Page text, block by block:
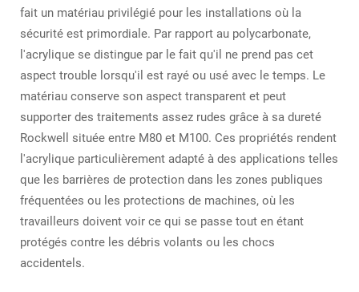
fait un matériau privilégié pour les installations où la
sécurité est primordiale. Par rapport au polycarbonate,
l'acrylique se distingue par le fait qu'il ne prend pas cet
aspect trouble lorsqu'il est rayé ou usé avec le temps. Le
matériau conserve son aspect transparent et peut
supporter des traitements assez rudes grâce à sa dureté
Rockwell située entre M80 et M100. Ces propriétés rendent
l'acrylique particulièrement adapté à des applications telles
que les barrières de protection dans les zones publiques
fréquentées ou les protections de machines, où les
travailleurs doivent voir ce qui se passe tout en étant
protégés contre les débris volants ou les chocs
accidentels.